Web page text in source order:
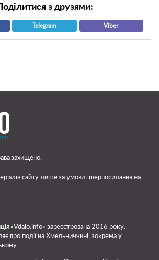
з друзями:
Telegram Viber
захищено.
сайту лише за умови гіперпосилання на
«Vdalo.info» зареєстрована 2016 року.
про події на Хмельниччині, зокрема у